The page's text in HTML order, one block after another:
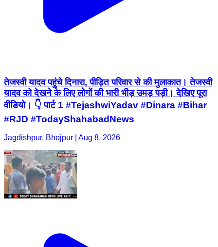
तेजस्वी यादव पहुंचे दिनारा, पीड़ित परिवार से की मुलाकात। तेजस्वी
यादव को देखने के लिए लोगों की भारी भीड़ उमड़ पड़ी। देखिए पूरा
वीडियो। 👇 पार्ट 1 #TejashwiYadav #Dinara #Bihar
#RJD #TodayShahabadNews
Jagdishpur, Bhojpur | Aug 8, 2026